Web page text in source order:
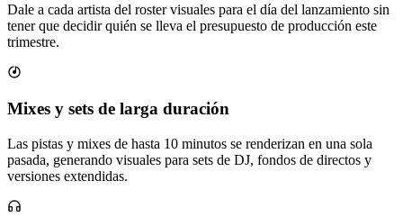
Dale a cada artista del roster visuales para el día del lanzamiento sin
tener que decidir quién se lleva el presupuesto de producción este
trimestre.
Mixes y sets de larga duración
Las pistas y mixes de hasta 10 minutos se renderizan en una sola
pasada, generando visuales para sets de DJ, fondos de directos y
versiones extendidas.